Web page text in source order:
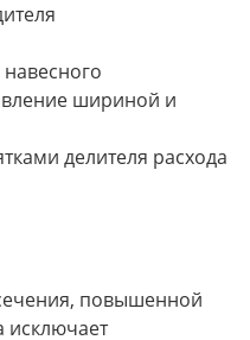
шириной и
делителя расхода
повышенной
исключает